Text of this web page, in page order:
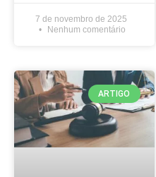
7 de novembro de 2025
Nenhum comentário
ARTIGO